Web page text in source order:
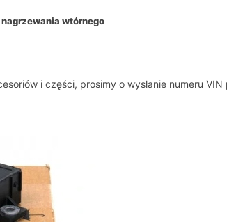
wtórnego
i części, prosimy o wysłanie numeru